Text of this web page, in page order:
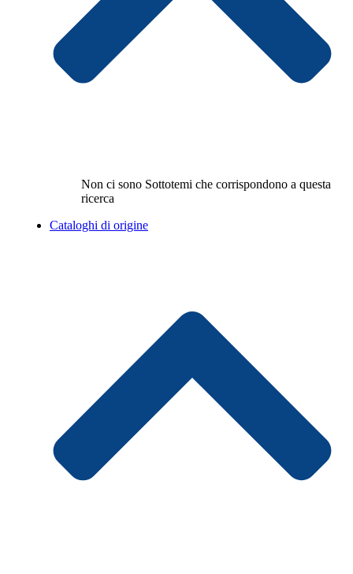
Non ci sono Sottotemi che corrispondono a questa
ricerca
Cataloghi di origine